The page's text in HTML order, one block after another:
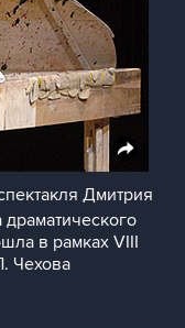
Дмитрия
в рамках VIII
Чехова